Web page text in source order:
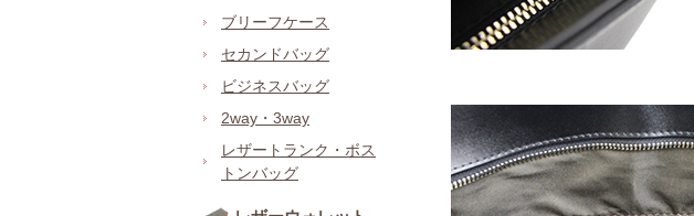
ブリーフケース
セカンドバッグ
ビジネスバッグ
2way・3way
レザートランク・ボス
トンバッグ